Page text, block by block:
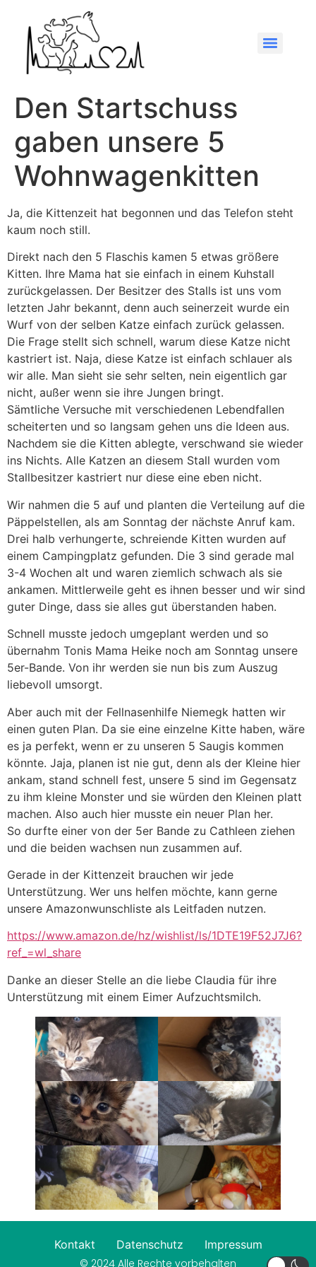
Den Startschuss
gaben unsere 5
Wohnwagenkitten
Ja, die Kittenzeit hat begonnen und das Telefon steht
kaum noch still.
Direkt nach den 5 Flaschis kamen 5 etwas größere
Kitten. Ihre Mama hat sie einfach in einem Kuhstall
zurückgelassen. Der Besitzer des Stalls ist uns vom
letzten Jahr bekannt, denn auch seinerzeit wurde ein
Wurf von der selben Katze einfach zurück gelassen.
Die Frage stellt sich schnell, warum diese Katze nicht
kastriert ist. Naja, diese Katze ist einfach schlauer als
wir alle. Man sieht sie sehr selten, nein eigentlich gar
nicht, außer wenn sie ihre Jungen bringt.
Sämtliche Versuche mit verschiedenen Lebendfallen
scheiterten und so langsam gehen uns die Ideen aus.
Nachdem sie die Kitten ablegte, verschwand sie wieder
ins Nichts. Alle Katzen an diesem Stall wurden vom
Stallbesitzer kastriert nur diese eine eben nicht.
Wir nahmen die 5 auf und planten die Verteilung auf die
Päppelstellen, als am Sonntag der nächste Anruf kam.
Drei halb verhungerte, schreiende Kitten wurden auf
einem Campingplatz gefunden. Die 3 sind gerade mal
3-4 Wochen alt und waren ziemlich schwach als sie
ankamen. Mittlerweile geht es ihnen besser und wir sind
guter Dinge, dass sie alles gut überstanden haben.
Schnell musste jedoch umgeplant werden und so
übernahm Tonis Mama Heike noch am Sonntag unsere
5er-Bande. Von ihr werden sie nun bis zum Auszug
liebevoll umsorgt.
Aber auch mit der Fellnasenhilfe Niemegk hatten wir
einen guten Plan. Da sie eine einzelne Kitte haben, wäre
es ja perfekt, wenn er zu unseren 5 Saugis kommen
könnte. Jaja, planen ist nie gut, denn als der Kleine hier
ankam, stand schnell fest, unsere 5 sind im Gegensatz
zu ihm kleine Monster und sie würden den Kleinen platt
machen. Also auch hier musste ein neuer Plan her.
So durfte einer von der 5er Bande zu Cathleen ziehen
und die beiden wachsen nun zusammen auf.
Gerade in der Kittenzeit brauchen wir jede
Unterstützung. Wer uns helfen möchte, kann gerne
unsere Amazonwunschliste als Leitfaden nutzen.
https://www.amazon.de/hz/wishlist/ls/1DTE19F52J7J6?
ref_=wl_share
Danke an dieser Stelle an die liebe Claudia für ihre
Unterstützung mit einem Eimer Aufzuchtsmilch.
Kontakt Datenschutz
Impressum
© 2024 Alle Rechte vorbehalten